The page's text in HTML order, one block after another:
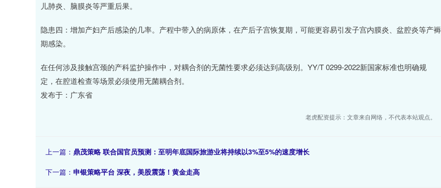
儿肺炎、脑膜炎等严重后果。
隐患四：增加产妇产后感染的几率。产程中带入的病原体，在产后子宫恢复期，可能更容易引发子宫内膜炎、盆腔炎等产褥
期感染。
在任何涉及接触宫颈的产科监护操作中，对耦合剂的无菌性要求必须达到高级别。YY/T 0299-2022新国家标准也明确规
定，在腔道检查等场景必须使用无菌耦合剂。
发布于：广东省
老虎配资提示：文章来自网络，不代表本站观点。
上一篇： 鼎茂策略 联合国官员预测：至明年底国际旅游业将持续以3%至5%的速度增长
下一篇： 申银策略平台 深夜，美股震荡！黄金走高